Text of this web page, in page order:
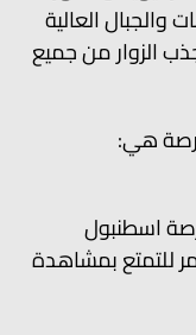
والجبال العالية
الزوار من جميع
هي:
اسطنبول
للتمتع بمشاهدة